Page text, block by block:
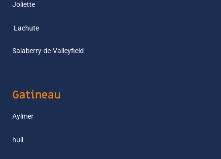
Joliette
L achute
Salaberry-de-Valleyfield
Gatineau
Aylmer
hull